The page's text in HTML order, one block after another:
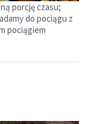
porcję czasu;
do pociągu z
pociągiem